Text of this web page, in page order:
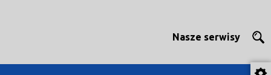
Nasze serwisy